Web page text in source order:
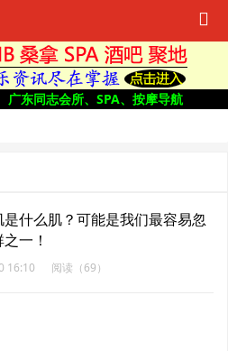
广东同志会所、SPA、按摩导航
什么肌？可能是我们最容易忽
一！
16:10 阅读（69）